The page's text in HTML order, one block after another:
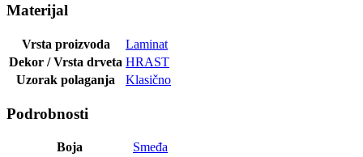
Materijal
Vrsta proizvoda
Laminat
Dekor / Vrsta drveta HRAST
Uzorak polaganja
Klasično
Podrobnosti
Boja
Smeđa